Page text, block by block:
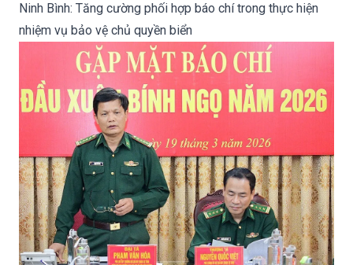
Ninh Bình: Tăng cường phối hợp báo chí trong thực hiện
nhiệm vụ bảo vệ chủ quyền biển